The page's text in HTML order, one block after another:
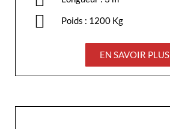
Poids : 1200 Kg
EN SAVOIR PLUS